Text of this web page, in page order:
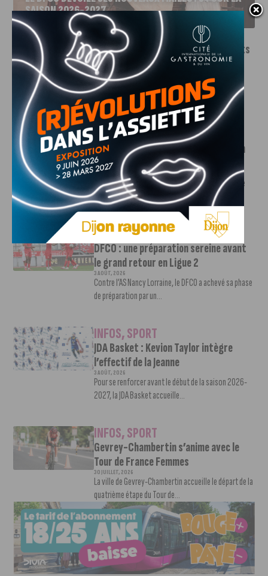
SAISON 2026-2027
INFOS,SPORT
Le DFCO dévoile ses nouveaux maillots
pour la saison 2026-2027
6 AOÛT, 2026
Le club dijonnais a présenté ses nouveaux maillots
pour son retour en Ligue 2....
INFOS,SPORT
Faire le tour de la Côte-d’Or à vélo en
trois jours : le défi de Victor Bosoni
5 AOÛT, 2026
Le challenge que s’apprête à relever l’ultra-cycliste
Victor Bosoni est simple : parcourir 571...
INFOS,SPORT
DFCO : une préparation sereine avant
le grand retour en Ligue 2
3 AOÛT, 2026
Contre l’AS Nancy Lorraine, le DFCO a achevé sa phase
de préparation par un...
INFOS,SPORT
JDA Basket : Kevion Taylor intègre
l’effectif de la Jeanne
3 AOÛT, 2026
Pour se renforcer avant le début de la saison 2026-
2027, la JDA Basket accueille...
INFOS,SPORT
Gevrey-Chambertin s’anime avec le
Tour de France Femmes
30 JUILLET, 2026
La ville de Gevrey-Chambertin accueille le départ de la
quatrième étape du Tour de...